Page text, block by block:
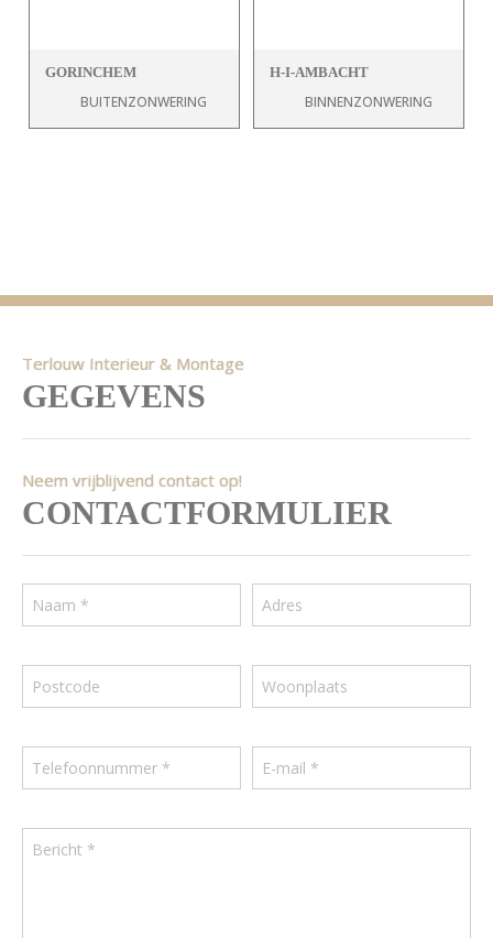
GORINCHEM
BUITENZONWERING
H-I-AMBACHT
BINNENZONWERING
Terlouw Interieur & Montage
GEGEVENS
Neem vrijblijvend contact op!
CONTACTFORMULIER